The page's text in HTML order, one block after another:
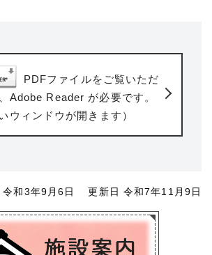
PDFファイルをご覧いただ
Adobe Reader が必要です。
ウィンドウが開きます）
令和3年9月6日 更新日 令和7年11月9日